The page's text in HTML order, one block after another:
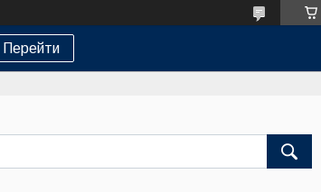
Перейти